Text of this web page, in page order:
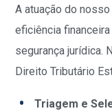
A atuação do
eficiência
segurança jurídica.
Direito Tributário
Triagem e